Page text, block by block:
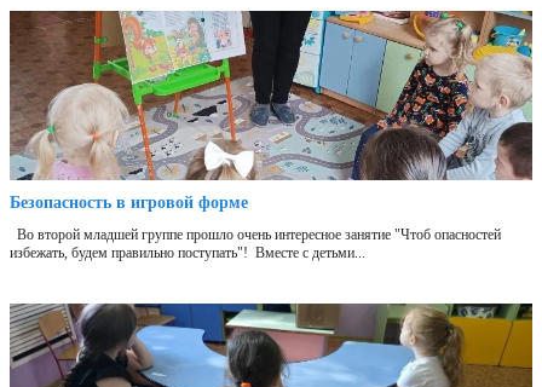
Безопасность в игровой форме
Во второй младшей группе прошло очень интересное занятие "Чтоб опасностей
избежать, будем правильно поступать"! Вместе с детьми...